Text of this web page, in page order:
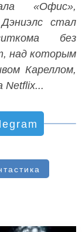
«Офис»,
стал
без
над которым
Кареллом,
Netflix...